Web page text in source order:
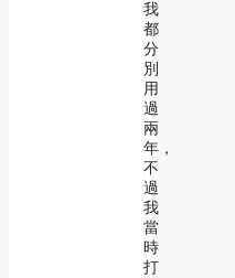
我
都
分
別
用
過
兩
年，
不
過
我
當
時
打